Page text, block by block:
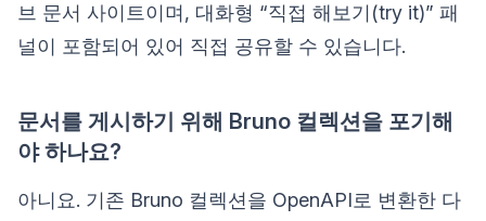
브 문서 사이트이며, 대화형 “직접 해보기(try it)” 패
널이 포함되어 있어 직접 공유할 수 있습니다.
문서를 게시하기 위해 Bruno 컬렉션을 포기해
야 하나요?
아니요. 기존 Bruno 컬렉션을 OpenAPI로 변환한 다